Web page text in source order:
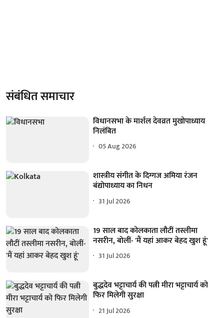
संबंधित समाचार
विधानसभा के मार्शल देवव्रत मुखोपाध्याय
निलंबित
05 Aug 2026
शास्त्रीय संगीत के दिग्गज अमिया रंजन
बंद्योपाध्याय का निधन
31 Jul 2026
19 साल बाद कोलकाता लौटीं तस्लीमा
नसरीन, बोलीं- 'मैं यहां आकर बेहद खुश हूं'
31 Jul 2026
बुद्धदेव भट्टाचार्य की पत्नी मीरा भट्टाचार्य को
फिर मिलेगी सुरक्षा
21 Jul 2026